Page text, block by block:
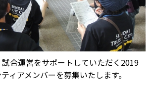
合運営をサポートしていただく2019
ィアメンバーを募集いたします。